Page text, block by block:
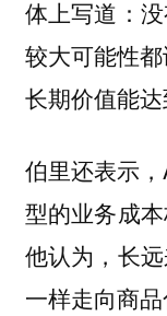
体上写道：
较大可能性
长期价值能达
伯里还表示
型的业务成
他认为，长
一样走向商品